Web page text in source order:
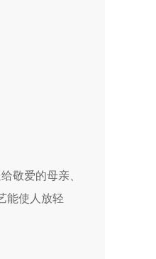
敬爱的母亲、
能使人放轻